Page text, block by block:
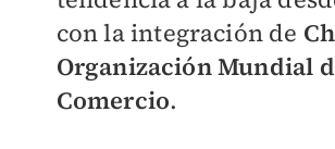
con la integración de
Organización Mundial
Comercio.